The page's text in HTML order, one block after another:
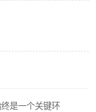
是一个关键环